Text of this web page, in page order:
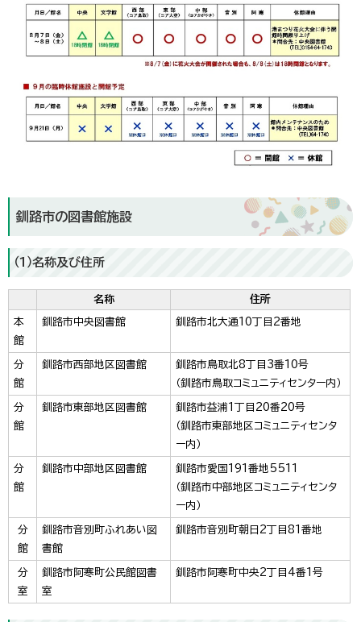
釧路市の図書館施設
（1）名称及び住所
名称 住所
本
館
釧路市中央図書館 釧路市北大通10丁目2番地
分
館
釧路市西部地区図書館
釧路市鳥取北8丁目3番10号
（釧路市鳥取コミュニティセンター内）
分
館
釧路市東部地区図書館
釧路市益浦1丁目20番20号
（釧路市東部地区コミュニティセンタ
ー内）
分
館
釧路市中部地区図書館
釧路市愛国191番地5511
（釧路市中部地区コミュニティセンタ
ー内）
分
館
釧路市音別町ふれあい図
書館
釧路市音別町朝日2丁目81番地
分
室
釧路市阿寒町公民館図書
室
釧路市阿寒町中央2丁目4番1号